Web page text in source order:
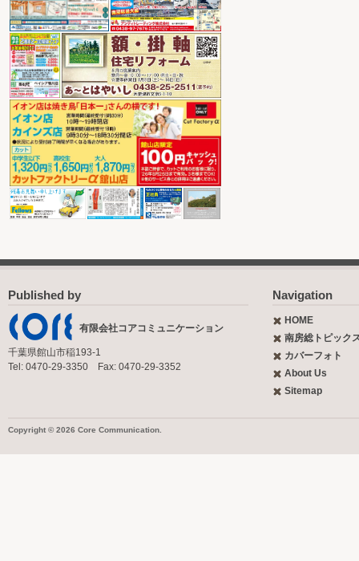
Published by
有限会社コアコミュニケーション
千葉県館山市稲193-1
Tel: 0470-29-3350 Fax: 0470-29-3352
Navigation
HOME
南房総トピック
カバーフォト
About Us
Sitemap
Copyright © 2026 Core Communication.